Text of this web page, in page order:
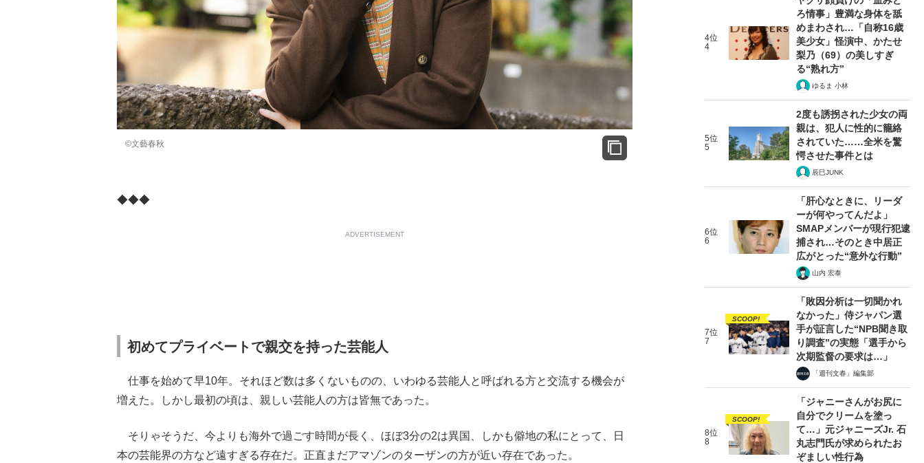
©文藝春秋
◆◆◆
ADVERTISEMENT
初めてプライベートで親交を持った芸能人
仕事を始めて早10年。それほど数は多くないものの、いわゆる芸能人と呼ばれる方と交流する機会が
増えた。しかし最初の頃は、親しい芸能人の方は皆無であった。
そりゃそうだ、今よりも海外で過ごす時間が長く、ほぼ3分の2は異国、しかも僻地の私にとって、日
本の芸能界の方など遠すぎる存在だ。正直まだアマゾンのターザンの方が近い存在であった。
4位
4
ろ情事」豊満な身体を舐
めまわされ…「自称16歳
美少女」怪演中、かたせ
梨乃（69）の美しすぎ
る“熟れ方”
ゆるま 小林
5位
5
2度も誘拐された少女の両
親は、犯人に性的に籠絡
されていた……全米を驚
愕させた事件とは
辰巳JUNK
6位
6
「肝心なときに、リーダ
ーが何やってんだよ」
SMAPメンバーが現行犯逮
捕され…そのとき中居正
広がとった“意外な行動”
山内 宏泰
7位
7
SCOOP!
「敗因分析は一切聞かれ
なかった」侍ジャパン選
手が証言した“NPB聞き取
り調査”の実態「選手から
次期監督の要求は…」
「週刊文春」編集部
8位
8
SCOOP!
「ジャニーさんがお尻に
自分でクリームを塗っ
て…」元ジャニーズJr. 石
丸志門氏が求められたお
ぞましい性行為